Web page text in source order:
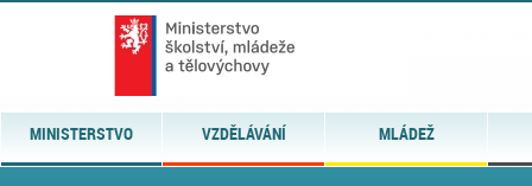
MINISTERSTVO VZDĚLÁVÁNÍ MLÁDEŽ